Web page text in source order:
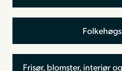
Frisør, blomster, interiør